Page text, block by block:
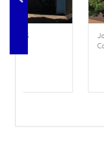
Jardim Sâo